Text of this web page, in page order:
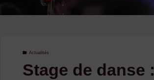
Actualités
Stage de danse :